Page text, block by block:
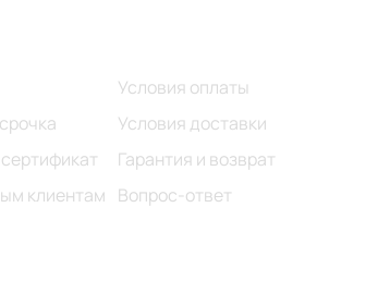
клиентам
Условия оплаты
Условия доставки
Гарантия и возврат
Вопрос-ответ